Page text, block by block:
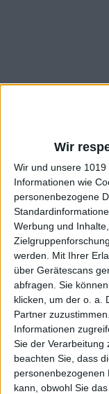
Wir
Wir und unsere
Informationen wie
personenbezogene
Werbung und
werden.
Mit Ihrer
über Gerätescans
abfragen. Sie
klicken, um der o. a.
Partner
Informationen
Sie der Verarbeitung
beachten Sie, dass
personenbezogenen
kann, obwohl Sie